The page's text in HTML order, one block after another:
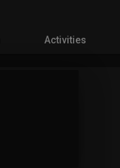
Activities